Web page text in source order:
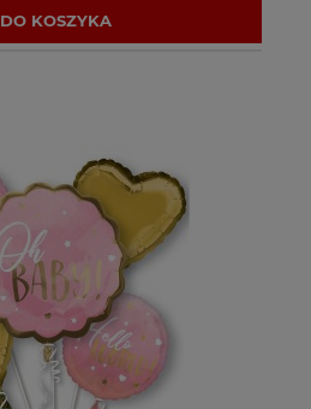
DO KOSZYKA